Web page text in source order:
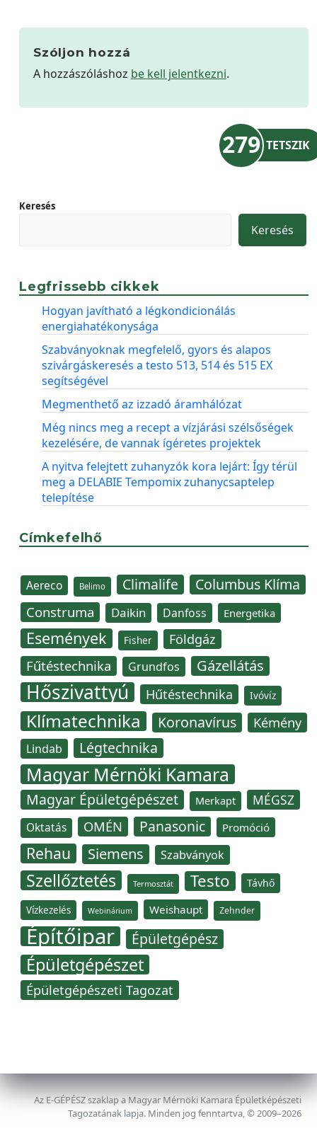
Szóljon hozzá
A hozzászóláshoz be kell jelentkezni.
279 TETSZIK
Keresés
Keresés
Legfrissebb cikkek
Hogyan javítható a légkondicionálás
energiahatékonysága
Szabványoknak megfelelő, gyors és alapos
szivárgáskeresés a testo 513, 514 és 515 EX
segítségével
Megmenthető az izzadó áramhálózat
Még nincs meg a recept a vízjárási szélsőségek
kezelésére, de vannak ígéretes projektek
A nyitva felejtett zuhanyzók kora lejárt: Így térül
meg a DELABIE Tempomix zuhanycsaptelep
telepítése
Címkefelhő
Aereco Belimo Climalife Columbus Klíma
Construma Daikin Danfoss Energetika
Események Fisher Földgáz
Fűtéstechnika Grundfos Gázellátás
Hőszivattyú Hűtéstechnika Ivóvíz
Klímatechnika Koronavírus Kémény
Lindab Légtechnika
Magyar Mérnöki Kamara
Magyar Épületgépészet Merkapt MÉGSZ
Oktatás OMÉN Panasonic Promóció
Rehau Siemens Szabványok
Szellőztetés Termosztát Testo Távhő
Vízkezelés Webinárium Weishaupt Zehnder
Építőipar Épületgépész
Épületgépészet
Épületgépészeti Tagozat
Az E-GÉPÉSZ szaklap a Magyar Mérnöki Kamara Épületképészeti
Tagozatának lapja. Minden jog fenntartva, © 2009–2026